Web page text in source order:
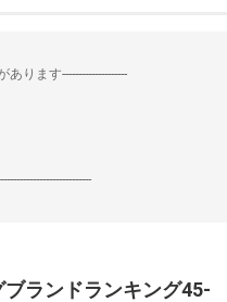
あります--------------------
ランドランキング45-